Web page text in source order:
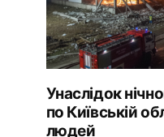
Унаслідок
по Київській
людей